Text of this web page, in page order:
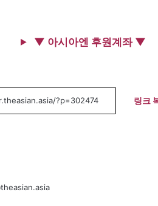
▼ 아시아엔 후원계좌 ▼
링크